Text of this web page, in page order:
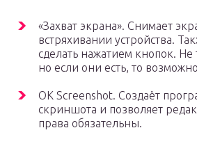
«Захват экрана». Снимает
встряхивании устройства.
сделать нажатием кнопок. Не
но если они есть, то
OK Screenshot. Создаёт
скриншота и позволяет
права обязательны.